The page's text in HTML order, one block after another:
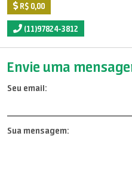
R$ 0,00
(11)97824-3812
Envie uma
Seu email:
Sua mensagem: